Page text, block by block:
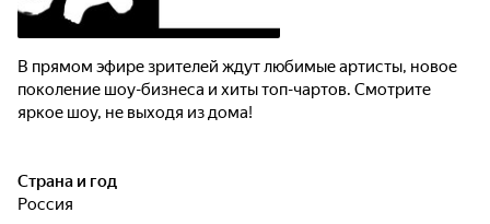
В прямом эфире зрителей ждут любимые артисты, новое
поколение шоу-бизнеса и хиты топ-чартов. Смотрите
яркое шоу, не выходя из дома!
Страна и год
Россия